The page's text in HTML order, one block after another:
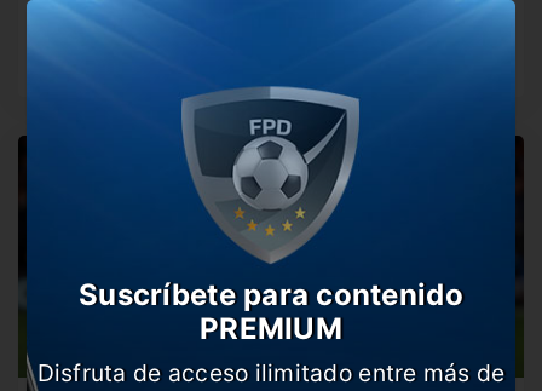
Bombazo: Tuchel se va del Bayern Munich
Suscríbete para contenido
PREMIUM
Disfruta de acceso ilimitado entre más de